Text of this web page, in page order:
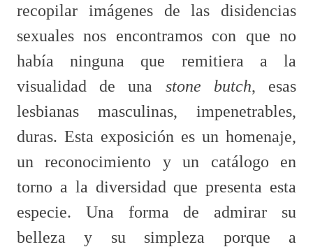
recopilar imágenes de las disidencias
sexuales nos encontramos con que no
había ninguna que remitiera a la
visualidad de una stone butch, esas
lesbianas masculinas, impenetrables,
duras. Esta exposición es un homenaje,
un reconocimiento y un catálogo en
torno a la diversidad que presenta esta
especie. Una forma de admirar su
belleza y su simpleza porque a